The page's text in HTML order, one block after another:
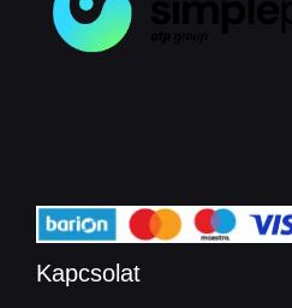
Kapcsolat